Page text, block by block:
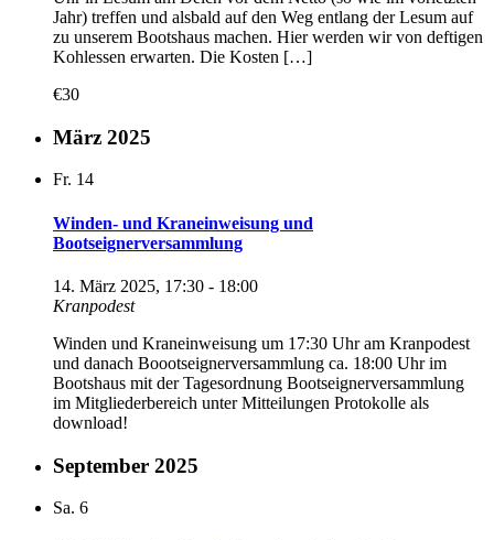
Jahr) treffen und alsbald auf den Weg entlang der Lesum auf
zu unserem Bootshaus machen. Hier werden wir von deftigen
Kohlessen erwarten. Die Kosten […]
€30
März 2025
Fr. 14
Winden- und Kraneinweisung und
Bootseignerversammlung
14. März 2025, 17:30 - 18:00
Kranpodest
Winden und Kraneinweisung um 17:30 Uhr am Kranpodest
und danach Boootseignerversammlung ca. 18:00 Uhr im
Bootshaus mit der Tagesordnung Bootseignerversammlung
im Mitgliederbereich unter Mitteilungen Protokolle als
download!
September 2025
Sa. 6